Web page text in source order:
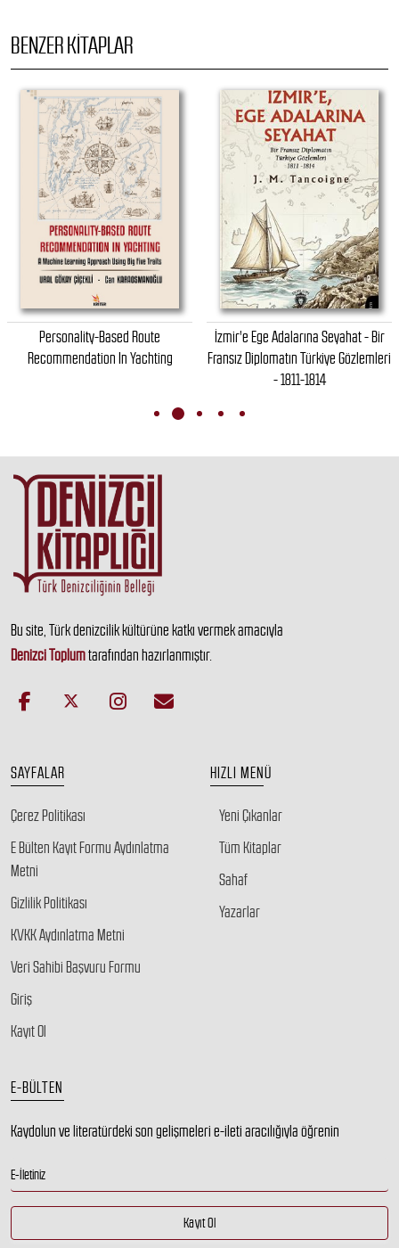
BENZER KITAPLAR
Personality-Based Route
Recommendation In Yachting
İzmir'e Ege Adalarına Seyahat - Bir
Fransız Diplomatın Türkiye Gözlemleri
- 1811-1814
Bu site, Türk denizcilik kültürüne katkı vermek amacıyla
Denizci Toplumtarafından hazırlanmıştır.
SAYFALAR
Çerez Politikası
E Bülten Kayıt Formu Aydınlatma
Metni
Gizlilik Politikası
KVKK Aydınlatma Metni
Veri Sahibi Başvuru Formu
Giriş
Kayıt Ol
HIZLI MENÜ
Yeni Çıkanlar
Tüm Kitaplar
Sahaf
Yazarlar
E-BÜLTEN
Kaydolun ve literatürdeki son gelişmeleri e-ileti aracılığıyla öğrenin